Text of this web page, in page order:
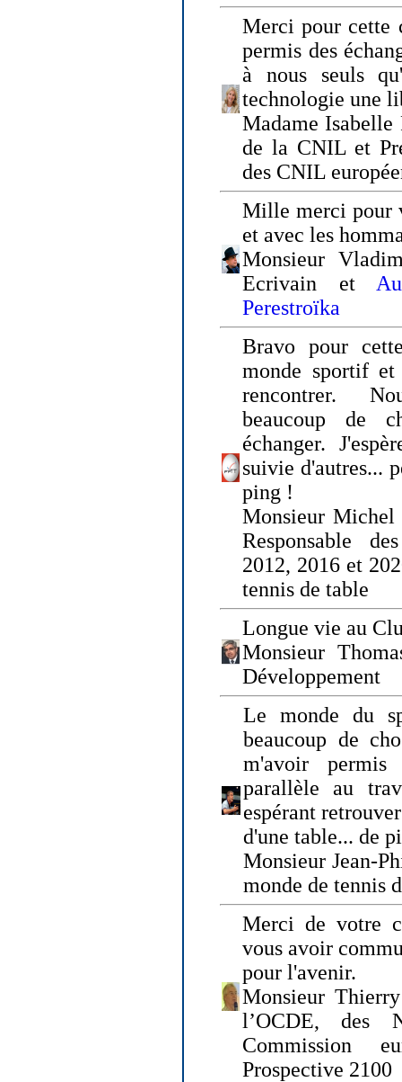
Merci pour cette
permis des
à nous seuls
technologie une
Madame Isabelle
de la CNIL et
des CNIL
Mille merci pour
et avec les
Monsieur
Ecrivain et
Perestroïka
Bravo pour
monde sportif
rencontrer.
beaucoup de
échanger.
suivie d'autres...
ping !
Monsieur
Responsable
2012, 2016 et
tennis de table
Longue vie au
Monsieur
Développement
Le monde du
beaucoup de
m'avoir
parallèle au
espérant
d'une table... de
Monsieur Jean-
monde de tennis
Merci de votre
vous avoir
pour l'avenir.
Monsieur
l’OCDE, des
Commission
Prospective 2100